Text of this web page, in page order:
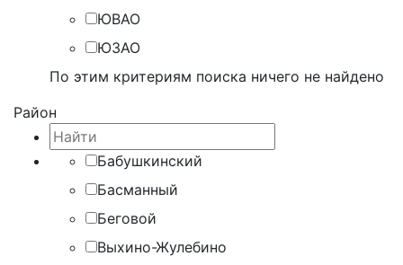
ЮВАО
ЮЗАО
По этим критериям поиска ничего не найдено
Район
Бабушкинский
Басманный
Беговой
Выхино-Жулебино